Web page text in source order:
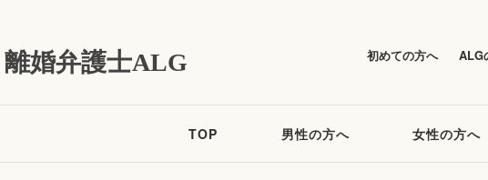
離婚弁護士ALG 初めての方へ ALG
TOP 男性の方へ 女性の方へ